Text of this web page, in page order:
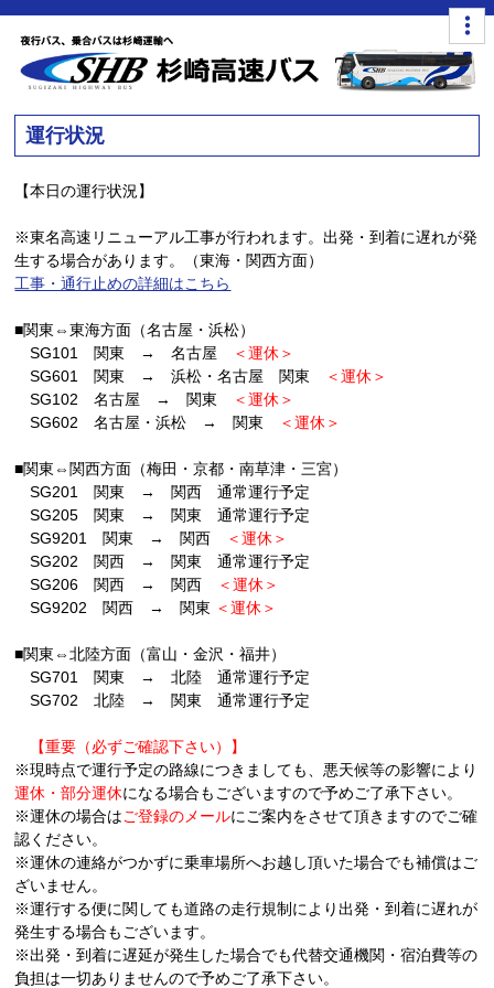
運行状況
【本日の運行状況】
※東名高速リニューアル工事が行われます。出発・到着に遅れが発
生する場合があります。（東海・関西方面）
工事・通行止めの詳細はこちら
■関東⇔東海方面（名古屋・浜松）
SG101 関東 → 名古屋
＜運休＞
SG601 関東 → 浜松・名古屋 関東
＜運休＞
SG102 名古屋 → 関東
＜運休＞
SG602 名古屋・浜松 → 関東
＜運休＞
■関東⇔関西方面（梅田・京都・南草津・三宮）
SG201 関東 → 関西 通常運行予定
SG205 関東 → 関東 通常運行予定
SG9201 関東 → 関西
＜運休＞
SG202 関西 → 関東 通常運行予定
SG206 関西 → 関西
＜運休＞
SG9202 関西 → 関東 ＜運休＞
■関東⇔北陸方面（富山・金沢・福井）
SG701 関東 → 北陸 通常運行予定
SG702 北陸 → 関東 通常運行予定
【重要（必ずご確認下さい）】
※現時点で運行予定の路線につきましても、悪天候等の影響により
運休・部分運休になる場合もございますので予めご了承下さい。
※運休の場合はご登録のメールにご案内をさせて頂きますのでご確
認ください。
※運休の連絡がつかずに乗車場所へお越し頂いた場合でも補償はご
ざいません。
※運行する便に関しても道路の走行規制により出発・到着に遅れが
発生する場合もございます。
※出発・到着に遅延が発生した場合でも代替交通機関・宿泊費等の
負担は一切ありませんので予めご了承下さい。